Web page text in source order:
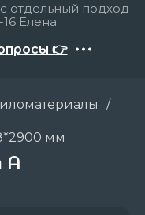
отдельный подход
16 Елена.
👉
/
мм
А